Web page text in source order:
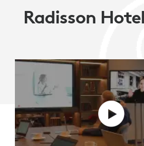
PLACE
RÉUNIONS
HYBRIDES
Radisson